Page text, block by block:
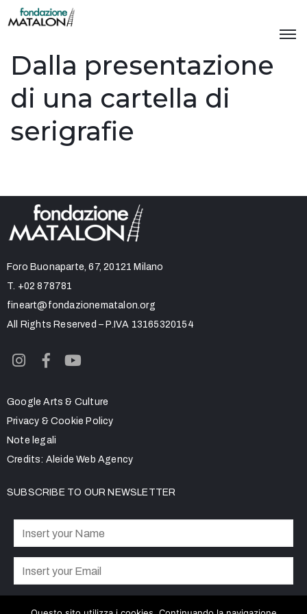
Dalla presentazione
di una cartella di
serigrafie
Foro Buonaparte, 67, 20121 Milano
T. +02 878781
fineart@fondazionematalon.org
All Rights Reserved – P.IVA 13165320154
Google Arts & Culture
Privacy & Cookie Policy
Note legali
Credits: Aleide Web Agency
SUBSCRIBE TO OUR NEWSLETTER